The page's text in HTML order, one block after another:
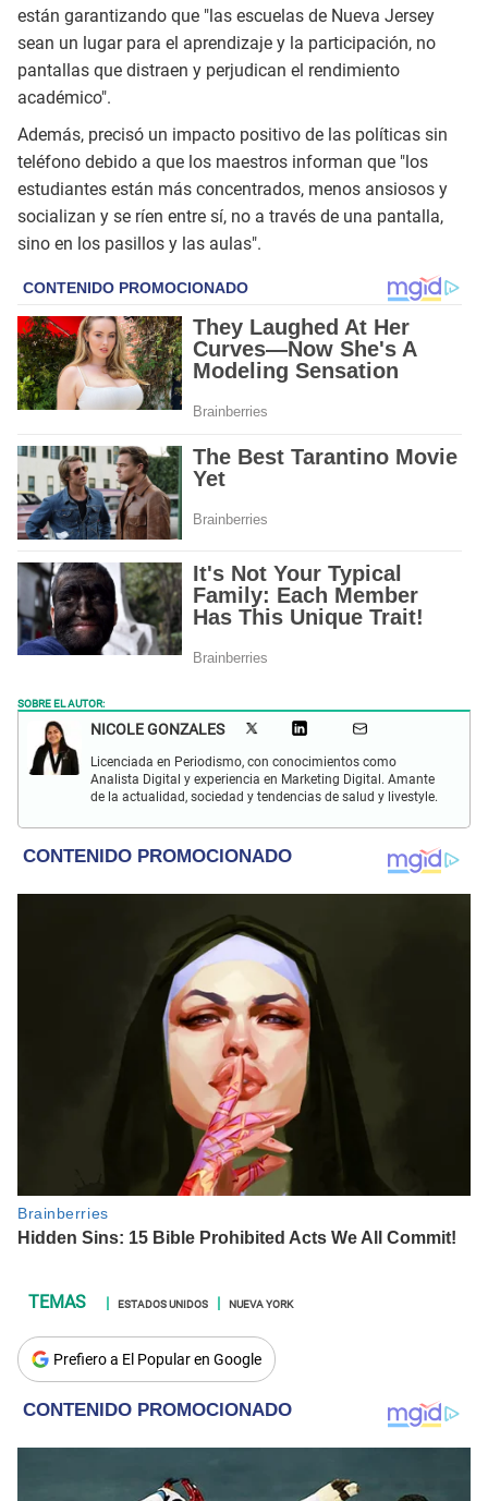
están garantizando que "las escuelas de Nueva Jersey
sean un lugar para el aprendizaje y la participación, no
pantallas que distraen y perjudican el rendimiento
académico".
Además, precisó un impacto positivo de las políticas sin
teléfono debido a que los maestros informan que "los
estudiantes están más concentrados, menos ansiosos y
socializan y se ríen entre sí, no a través de una pantalla,
sino en los pasillos y las aulas".
SOBRE EL AUTOR:
NICOLE GONZALES
Licenciada en Periodismo, con conocimientos como
Analista Digital y experiencia en Marketing Digital. Amante
de la actualidad, sociedad y tendencias de salud y livestyle.
ESTADOS UNIDOS NUEVA YORK
Prefiero a El Popular en Google